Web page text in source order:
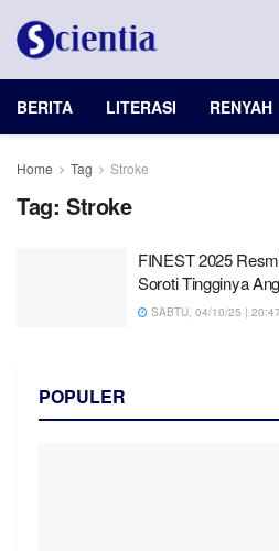
BERITA LITERASI RENYAH
Home Tag Stroke
Tag: Stroke
FINEST 2025
Soroti Tingginya
SABTU, 04/10/25 |
POPULER